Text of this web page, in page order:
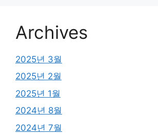
Archives
2025년 3월
2025년 2월
2025년 1월
2024년 8월
2024년 7월